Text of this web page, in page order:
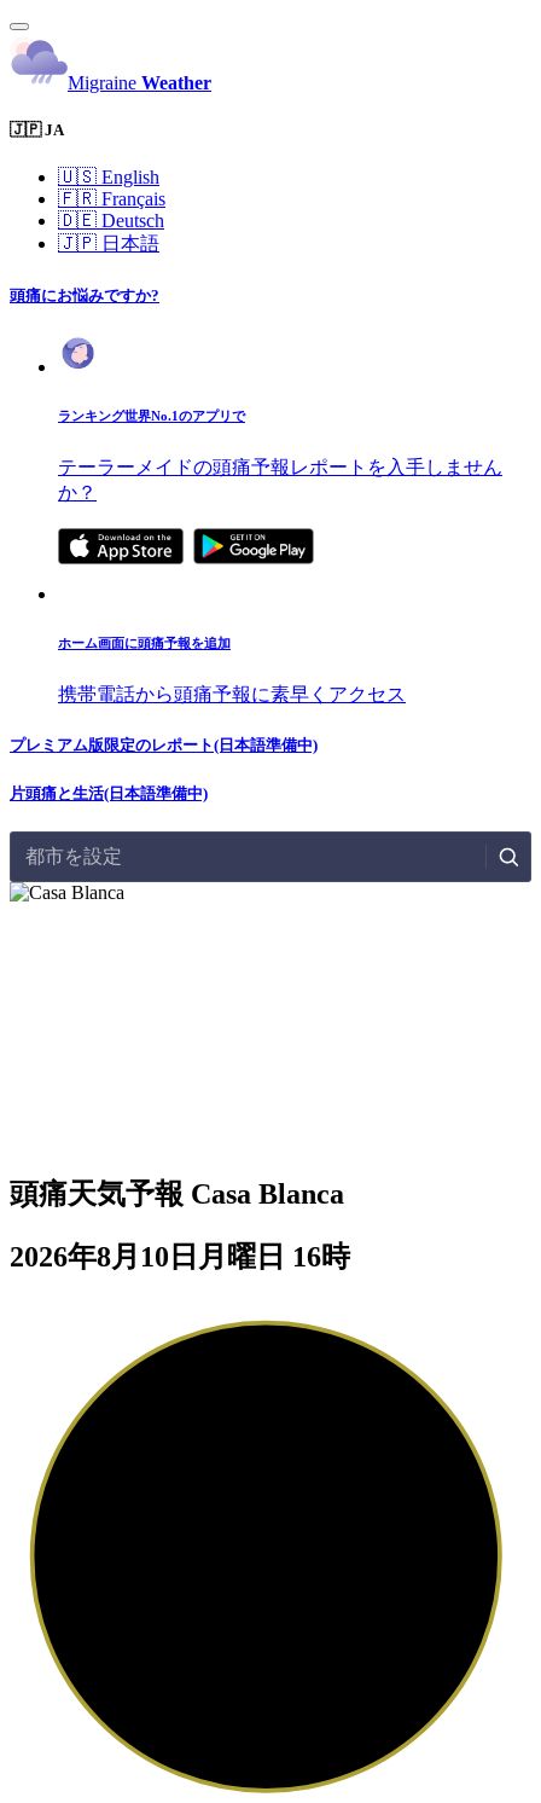
Migraine Weather
🇯🇵 JA
🇺🇸 English
🇫🇷 Français
🇩🇪 Deutsch
🇯🇵 日本語
頭痛にお悩みですか?
ランキング世界No.1のアプリで
テーラーメイドの頭痛予報レポートを入手しません
か？
ホーム画面に頭痛予報を追加
携帯電話から頭痛予報に素早くアクセス
プレミアム版限定のレポート(日本語準備中)
片頭痛と生活(日本語準備中)
都市を設定
頭痛天気予報 Casa Blanca
2026年8月10日月曜日 16時